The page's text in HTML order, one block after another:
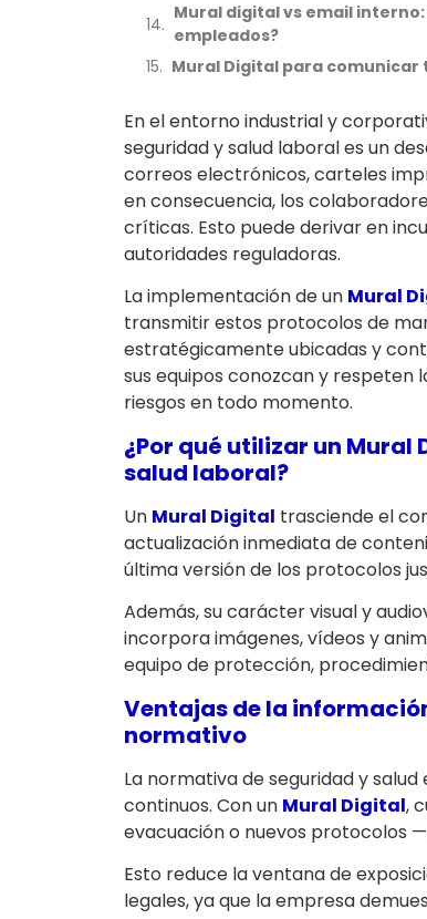
Mural digital vs email
empleados?
Mural Digital para
En el entorno industrial y
seguridad y salud laboral es un
correos electrónicos, carteles
en consecuencia, los
críticas. Esto puede derivar en
autoridades reguladoras.
La implementación de un Mural
transmitir estos protocolos de
estratégicamente ubicadas y
sus equipos conozcan y respeten
riesgos en todo momento.
¿Por qué utilizar un
salud laboral?
Un Mural Digital trasciende el
actualización inmediata de
última versión de los protocolos
Además, su carácter visual y
incorpora imágenes, vídeos y
equipo de protección,
Ventajas de la
normativo
La normativa de seguridad y
continuos. Con un Mural Digital,
evacuación o nuevos protocolos
Esto reduce la ventana de
legales, ya que la empresa